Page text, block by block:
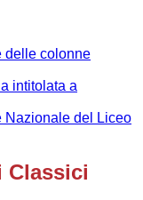
delle colonne
intitolata a
Nazionale del Liceo
Classici